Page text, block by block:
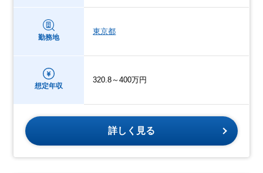
勤務地
東京都
想定年収
320.8～400万円
詳しく見る